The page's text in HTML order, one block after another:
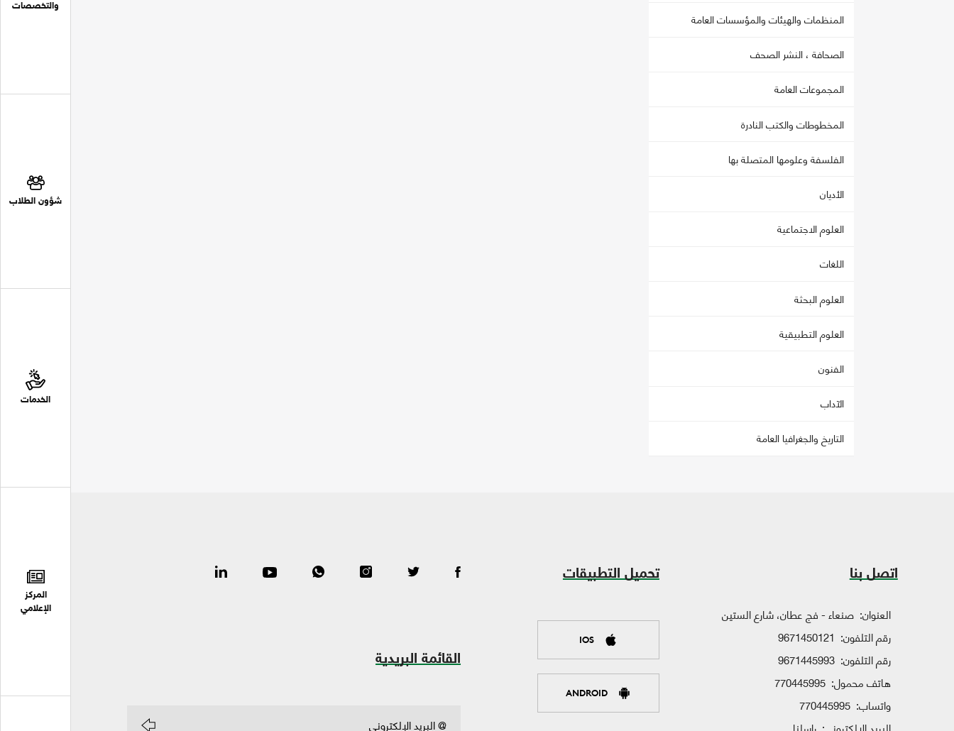
والتخصصات
شؤون الطلاب
الخدمات
المركز
الإعلامي
المنظمات والهيئات والمؤسسات العامة
الصحافة ، النشر الصحف
المجموعات العامة
المخطوطات والكتب النادرة
الفلسفة وعلومها المتصلة بها
الأديان
العلوم الاجتماعية
اللغات
العلوم البحثة
العلوم التطبيقية
الفنون
الآداب
التاريخ والجغرافيا العامة
اتصل بنا
العنوان: صنعاء - فج عطان، شارع الستين
رقم التلفون: 9671450121
رقم التلفون: 9671445993
هاتف محمول: 770445995
واتساب: 770445995
تحميل التطبيقات
IOS
ANDROID
القائمة البريدية